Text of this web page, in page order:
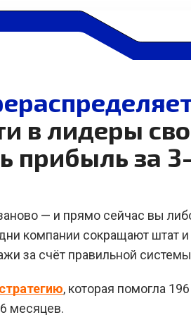
в лидеры
прибыль за
— и прямо сейчас вы
компании сокращают штат
за счёт правильной
, которая помогла
месяцев.